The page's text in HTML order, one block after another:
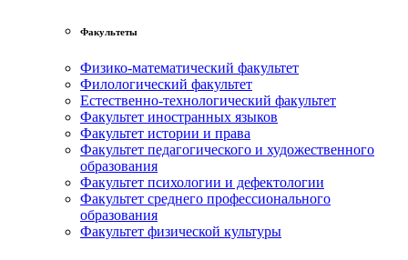
Факультеты
Физико-математический факультет
Филологический факультет
Естественно-технологический факультет
Факультет иностранных языков
Факультет истории и права
Факультет педагогического и художественного
образования
Факультет психологии и дефектологии
Факультет среднего профессионального
образования
Факультет физической культуры